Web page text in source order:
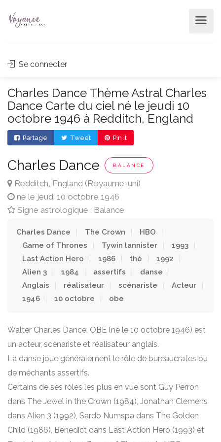
Se connecter
Charles Dance Thème Astral Charles
Dance Carte du ciel né le jeudi 10
octobre 1946 à Redditch, England
Partage Tweet Pin it
Charles Dance BALANCE
Redditch, England (Royaume-uni)
né le jeudi 10 octobre 1946
Signe astrologique : Balance
Charles Dance The Crown
HBO
Game of Thrones
Tywin lannister
1993
Last Action Hero
1986 thé
1992
Alien 3
1984 assertifs
danse
Anglais
réalisateur scénariste
Acteur
1946
10 octobre obe
Walter Charles Dance, OBE (né le 10 octobre 1946) est
un acteur, scénariste et réalisateur anglais.
La danse joue généralement le rôle de bureaucrates ou
de méchants assertifs.
Certains de ses rôles les plus en vue sont Guy Perron
dans The Jewel in the Crown (1984), Jonathan Clemens
dans Alien 3 (1992), Sardo Numspa dans The Golden
Child (1986), Benedict dans Last Action Hero (1993) et